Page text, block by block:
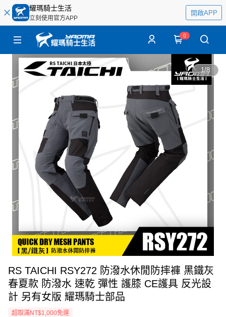
耀瑪騎士生活
立刻使用官方APP
開啟APP
0
1/8
RS TAICHI RSY272 防潑水休閒防摔褲 黑鐵灰
春夏款 防潑水 速乾 彈性 護膝 CE護具 反光設
計 另有女版 耀瑪騎士部品
超取滿NT$1,000免運